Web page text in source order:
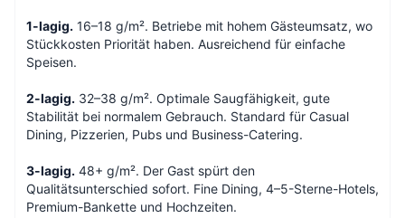
1-lagig. 16–18 g/m². Betriebe mit hohem Gästeumsatz, wo
Stückkosten Priorität haben. Ausreichend für einfache
Speisen.
2-lagig. 32–38 g/m². Optimale Saugfähigkeit, gute
Stabilität bei normalem Gebrauch. Standard für Casual
Dining, Pizzerien, Pubs und Business-Catering.
3-lagig. 48+ g/m². Der Gast spürt den
Qualitätsunterschied sofort. Fine Dining, 4–5-Sterne-Hotels,
Premium-Bankette und Hochzeiten.